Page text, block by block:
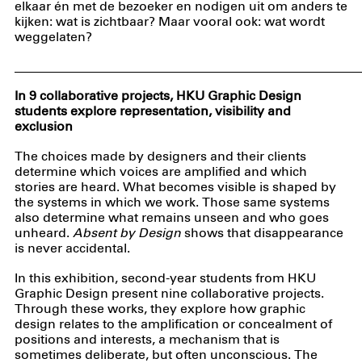
elkaar én met de bezoeker en nodigen uit om anders te
kijken: wat is zichtbaar? Maar vooral ook: wat wordt
weggelaten?
In 9 collaborative projects, HKU Graphic Design
students explore representation, visibility and
exclusion
The choices made by designers and their clients
determine which voices are amplified and which
stories are heard. What becomes visible is shaped by
the systems in which we work. Those same systems
also determine what remains unseen and who goes
unheard. Absent by Designshows that disappearance
is never accidental.
In this exhibition, second-year students from HKU
Graphic Design present nine collaborative projects.
Through these works, they explore how graphic
design relates to the amplification or concealment of
positions and interests, a mechanism that is
sometimes deliberate, but often unconscious. The